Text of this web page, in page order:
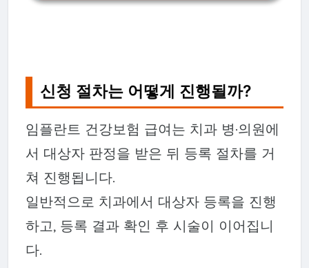
신청 절차는 어떻게 진행될까?
임플란트 건강보험 급여는 치과 병·의원에
서 대상자 판정을 받은 뒤 등록 절차를 거
쳐 진행됩니다.
일반적으로 치과에서 대상자 등록을 진행
하고, 등록 결과 확인 후 시술이 이어집니
다.